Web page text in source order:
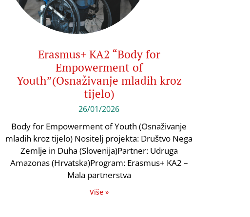
Erasmus+ KA2 “Body for
Empowerment of
Youth”(Osnaživanje mladih kroz
tijelo)
26/01/2026
Body for Empowerment of Youth (Osnaživanje
mladih kroz tijelo) Nositelj projekta: Društvo Nega
Zemlje in Duha (Slovenija)Partner: Udruga
Amazonas (Hrvatska)Program: Erasmus+ KA2 –
Mala partnerstva
Više »